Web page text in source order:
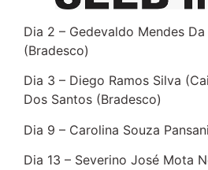
Dia 2 – Gedevaldo Mendes
(Bradesco)
Dia 3 – Diego Ramos Silva
Dos Santos (Bradesco)
Dia 9 – Carolina Souza
Dia 13 – Severino José Mota